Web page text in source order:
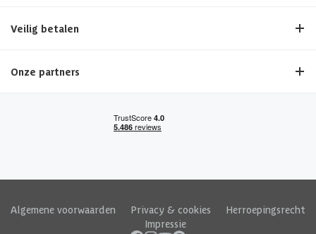
Veilig betalen
Onze partners
Algemene voorwaarden Privacy & cookies
Herroepingsrecht
Impressie